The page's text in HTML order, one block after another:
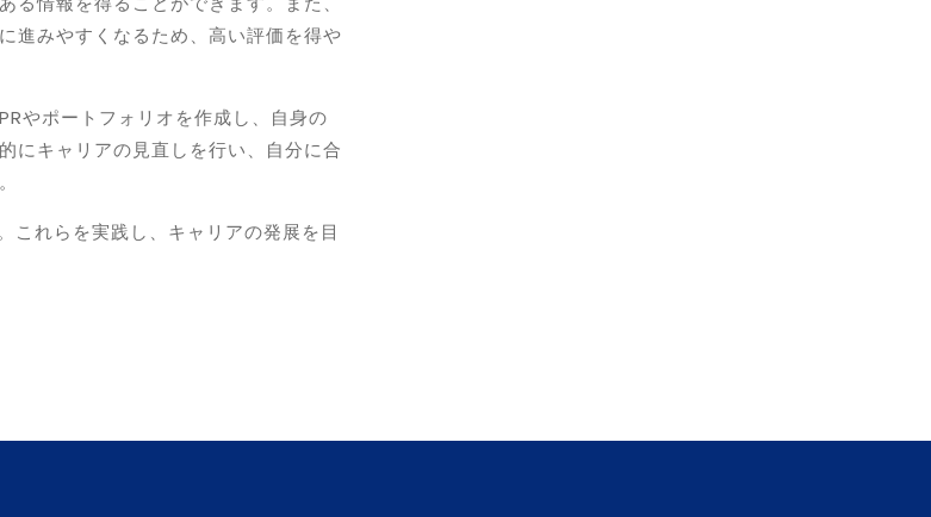
進みやすくなるため、高い評価を得や
やポートフォリオを作成し、自身の
にキャリアの見直しを行い、自分に合
これらを実践し、キャリアの発展を目